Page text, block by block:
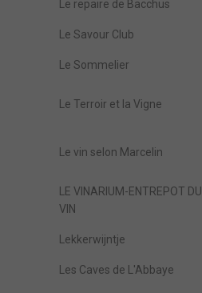
Le repaire de Bacchus
Le Savour Club
Le Sommelier
Le Terroir et la Vigne
Le vin selon Marcelin
LE VINARIUM-ENTREPOT DU
VIN
Lekkerwijntje
Les Caves de L'Abbaye